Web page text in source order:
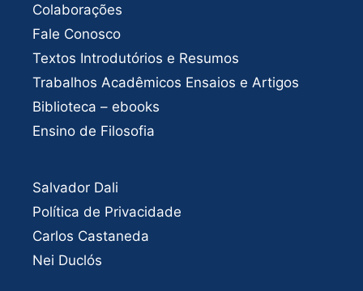
Colaborações
Fale Conosco
Textos Introdutórios e Resumos
Trabalhos Acadêmicos Ensaios e Artigos
Biblioteca – ebooks
Ensino de Filosofia
Salvador Dali
Política de Privacidade
Carlos Castaneda
Nei Duclós